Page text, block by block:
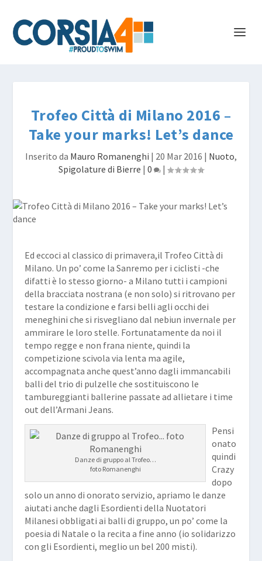
Trofeo Città di Milano 2016 –
Take your marks! Let’s dance
Inserito da Mauro Romanenghi | 20 Mar 2016 | Nuoto,
Spigolature di Bierre | 0 |
Ed eccoci al classico di primavera,il Trofeo Città di
Milano. Un po’ come la Sanremo per i ciclisti -che
difatti è lo stesso giorno- a Milano tutti i campioni
della bracciata nostrana (e non solo) si ritrovano per
testare la condizione e farsi belli agli occhi dei
meneghini che si risvegliano dal nebiun invernale per
ammirare le loro stelle. Fortunatamente da noi il
tempo regge e non frana niente, quindi la
competizione scivola via lenta ma agile,
accompagnata anche quest’anno dagli immancabili
balli del trio di pulzelle che sostituiscono le
tambureggianti ballerine passate ad allietare i time
out dell’Armani Jeans.
Danze di gruppo al Trofeo…
foto Romanenghi
Pensi
onato
quindi
Crazy
dopo
solo un anno di onorato servizio, apriamo le danze
aiutati anche dagli Esordienti della Nuotatori
Milanesi obbligati ai balli di gruppo, un po’ come la
poesia di Natale o la recita a fine anno (io solidarizzo
con gli Esordienti, meglio un bel 200 misti).